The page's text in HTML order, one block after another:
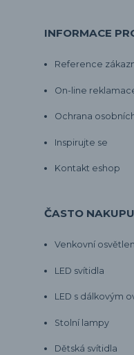
INFORMACE
Reference
On-line
Ochrana
Inspirujte se
Kontakt eshop
ČASTO
Venkovní
LED svítidla
LED s dálkovým
Stolní lampy
Dětská svítidla